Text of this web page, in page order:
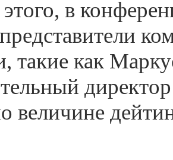
в
такие как
величине